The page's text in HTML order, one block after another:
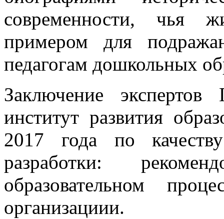
современности, чья
примером для
педагогам дошкольных
Заключение
институт развития
2017 года по
разработки:
образовательном
организациии.